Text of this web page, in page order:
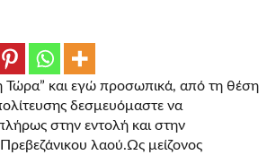
Τώρα” και εγώ προσωπικά, από τη θέση
δεσμευόμαστε να
στην εντολή και στην
λαού.Ως μείζονος